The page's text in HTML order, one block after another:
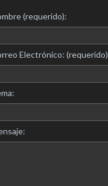
(requerido):
Electrónico: (requerido)